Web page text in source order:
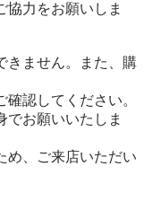
協力をお願いしま
きません。また、購
認してください。
でお願いいたしま
め、ご来店いただい